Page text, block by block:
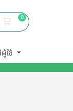
0
ตะกร้าสินค้าของฉัน
ใช้